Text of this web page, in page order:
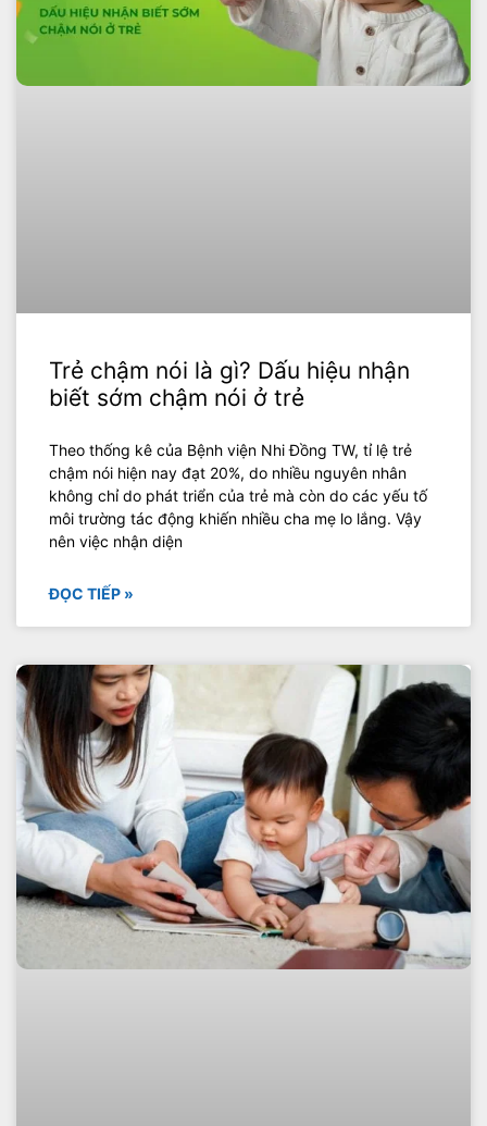
Trẻ chậm nói là gì? Dấu hiệu nhận
biết sớm chậm nói ở trẻ
Theo thống kê của Bệnh viện Nhi Đồng TW, tỉ lệ trẻ
chậm nói hiện nay đạt 20%, do nhiều nguyên nhân
không chỉ do phát triển của trẻ mà còn do các yếu tố
môi trường tác động khiến nhiều cha mẹ lo lắng. Vậy
nên việc nhận diện
ĐỌC TIẾP »